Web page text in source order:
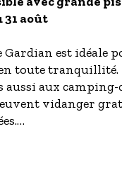
Accueil vélo
newsletters
31 août
Gardian est idéale
en toute tranquillité.
aussi aux camping-
vidanger
Dépôt de pain du